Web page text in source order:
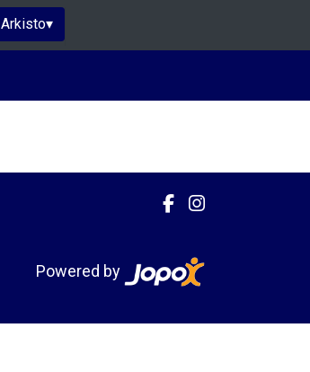
Arkisto▾
Powered by